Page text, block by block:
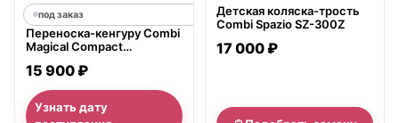
под заказ
Переноска-кенгуру Combi
Magical Compact
15 900 ₽
Узнать дату
Детская коляска-трость
Combi Spazio SZ-300Z
17 000 ₽